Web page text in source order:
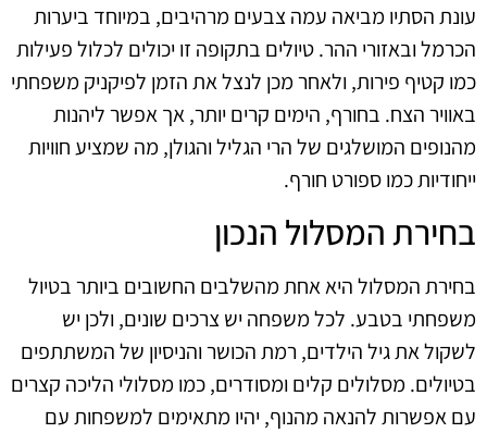
עונת הסתיו מביאה עמה צבעים מרהיבים, במיוחד ביערות
הכרמל ובאזורי ההר. טיולים בתקופה זו יכולים לכלול פעילות
כמו קטיף פירות, ולאחר מכן לנצל את הזמן לפיקניק משפחתי
באוויר הצח. בחורף, הימים קרים יותר, אך אפשר ליהנות
מהנופים המושלגים של הרי הגליל והגולן, מה שמציע חוויות
ייחודיות כמו ספורט חורף.
בחירת המסלול הנכון
בחירת המסלול היא אחת מהשלבים החשובים ביותר בטיול
משפחתי בטבע. לכל משפחה יש צרכים שונים, ולכן יש
לשקול את גיל הילדים, רמת הכושר והניסיון של המשתתפים
בטיולים. מסלולים קלים ומסודרים, כמו מסלולי הליכה קצרים
עם אפשרות להנאה מהנוף, יהיו מתאימים למשפחות עם